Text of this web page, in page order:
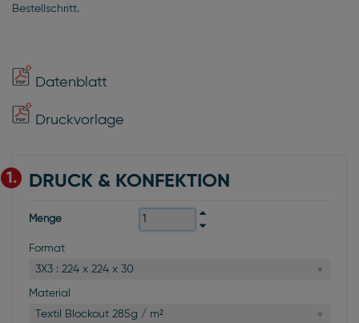
Bestellschritt.
Datenblatt
Druckvorlage
1. DRUCK & KONFEKTION
Menge
Format
3X3 : 224 x 224 x 30
Material
Textil Blockout 285g / m²